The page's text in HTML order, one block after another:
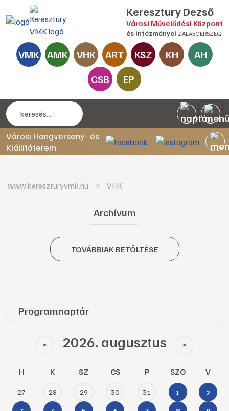
Keresztury Dezső
Városi Művelődési Központ
és intézményei ZALAEGERSZEG
VMK AMK VHK ART KSZ KH
AH
CSB
EP
Városi Hangverseny- és
Kiállítóterem
www.kereszturyvmk.hu VHK
Archívum
TOVÁBBIAK BETÖLTÉSE
Programnaptár
< 2026. augusztus >
H K SZ CS P SZO V
27 28 29 30 31 1 2